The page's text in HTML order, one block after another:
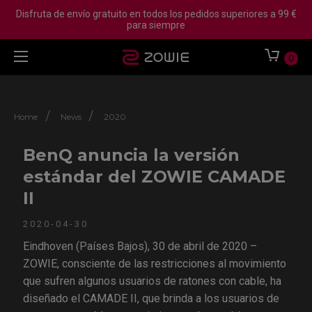
Disfruta de envío gratuito en todos los pedidos superiores a 99 €
para siempre
0
Home / News / 2020
BenQ anuncia la versión
estándar del ZOWIE CAMADE
II
2020-04-30
Eindhoven (Países Bajos), 30 de abril de 2020 –
ZOWIE, consciente de las restricciones al movimiento
que sufren algunos usuarios de ratones con cable, ha
diseñado el CAMADE II, que brinda a los usuarios de